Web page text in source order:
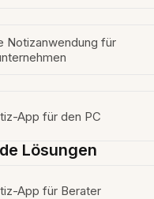
Notizanwendung für
App für den PC
Lösungen
App für Berater